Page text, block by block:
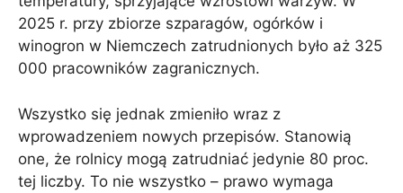
2025 r. przy zbiorze szparagów, ogórków i
winogron w Niemczech zatrudnionych było aż 325
000 pracowników zagranicznych.
Wszystko się jednak zmieniło wraz z
wprowadzeniem nowych przepisów. Stanowią
one, że rolnicy mogą zatrudniać jedynie 80 proc.
tej liczby. To nie wszystko – prawo wymaga